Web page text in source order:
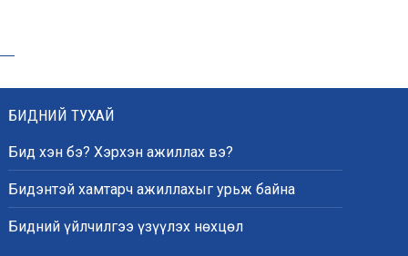
Цахим орчинд тархсан
бичлэгийн дараа
автобусны жолоочид
хариуцлага тооцжээ
БИДНИЙ ТУХАЙ
Бид хэн бэ? Хэрхэн ажиллах вэ?
Бидэнтэй хамтарч ажиллахыг урьж байна
Бидний үйлчилгээ үзүүлэх нөхцөл